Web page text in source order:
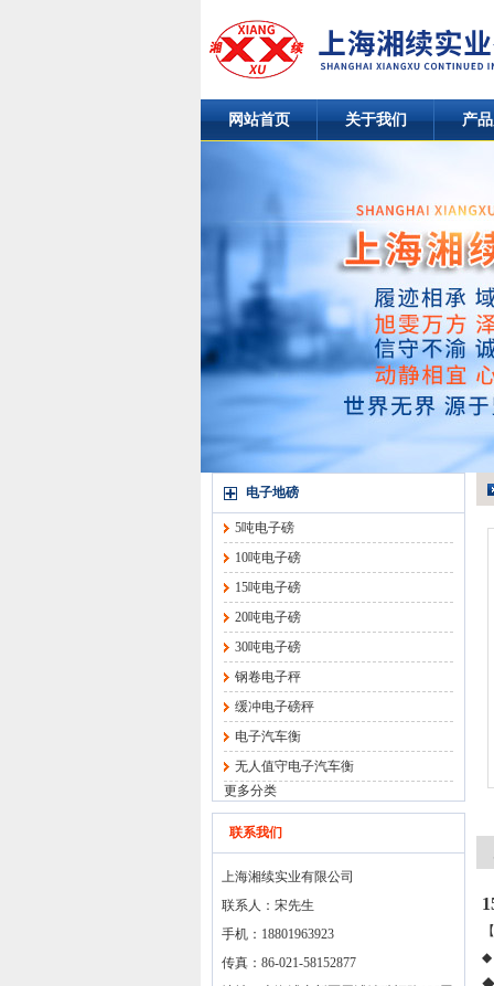
网站首页 关于我们 产
电子地磅
5吨电子磅
10吨电子磅
15吨电子磅
20吨电子磅
30吨电子磅
钢卷电子秤
缓冲电子磅秤
电子汽车衡
无人值守电子汽车衡
更多分类
联系我们
上海湘续实业有限公司
联系人：宋先生
手机：18801963923
传真：86-021-58152877
◆